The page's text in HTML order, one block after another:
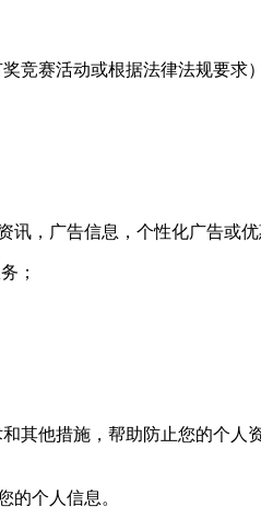
赛活动或根据法律法规要求
，广告信息，个性化广告或优
；
他措施，帮助防止您的个人
个人信息。